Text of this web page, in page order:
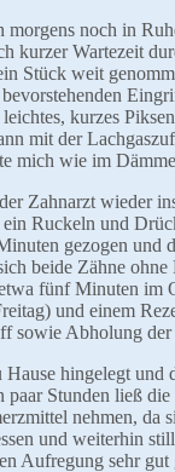
morgens noch in
kurzer Wartezeit
Stück weit
kurzes
mit der
mich wie im
Zahnarzt wieder
Ruckeln und
gezogen und
beide Zähne
fünf Minuten im
und einem
sowie Abholung
Hause hingelegt
Stunden ließ
nehmen,
und weiterhin
Aufregung sehr gut